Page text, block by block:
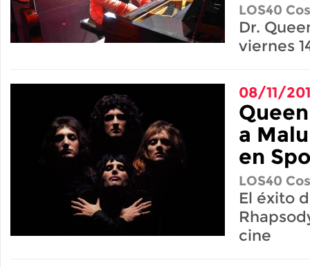
LOS40
Dr.
viernes
08/11/
a
en
LOS40
El éxito
cine